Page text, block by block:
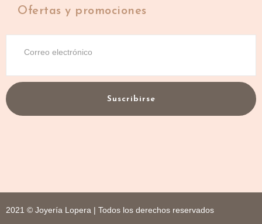
Ofertas y promociones
Suscribirse
2021 © Joyería Lopera | Todos los derechos reservados